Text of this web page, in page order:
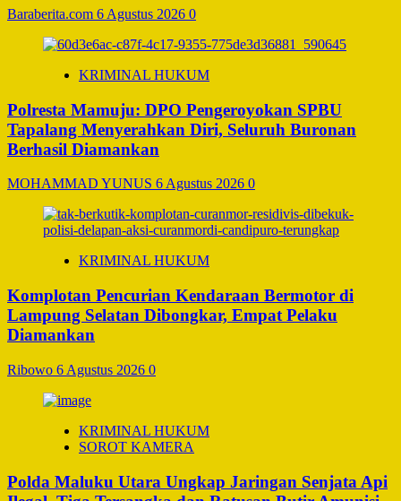
Baraberita.com 6 Agustus 2026 0
KRIMINAL HUKUM
Polresta Mamuju: DPO Pengeroyokan SPBU
Tapalang Menyerahkan Diri, Seluruh Buronan
Berhasil Diamankan
MOHAMMAD YUNUS 6 Agustus 2026 0
KRIMINAL HUKUM
Komplotan Pencurian Kendaraan Bermotor di
Lampung Selatan Dibongkar, Empat Pelaku
Diamankan
Ribowo 6 Agustus 2026 0
KRIMINAL HUKUM
SOROT KAMERA
Polda Maluku Utara Ungkap Jaringan Senjata Api